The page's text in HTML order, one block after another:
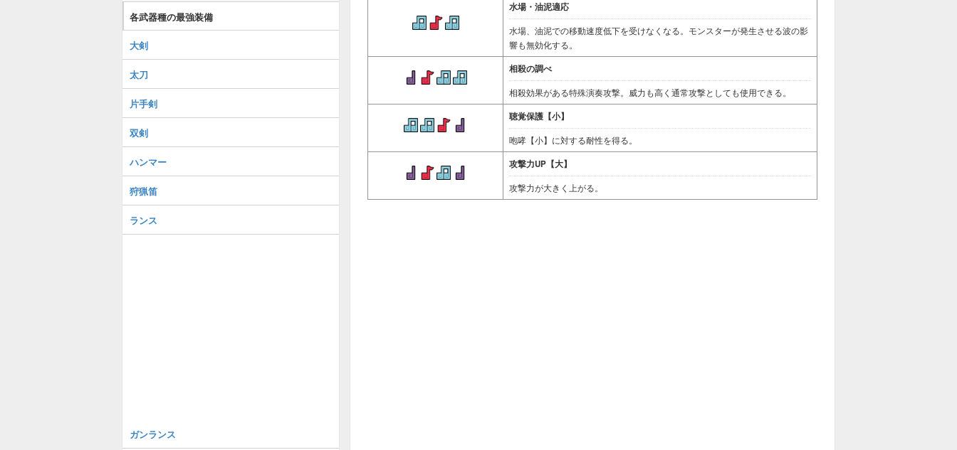
水場・油泥適応
水場、油泥での移動速度低下を受けなくなる。モンスターが発生させる波の影
響も無効化する。
相殺の調べ
相殺効果がある特殊演奏攻撃。威力も高く通常攻撃としても使用できる。
聴覚保護【小】
咆哮【小】に対する耐性を得る。
攻撃力UP【大】
攻撃力が大きく上がる。
各武器種の最強装備
大剣
太刀
片手剣
双剣
ハンマー
狩猟笛
ランス
ガンランス